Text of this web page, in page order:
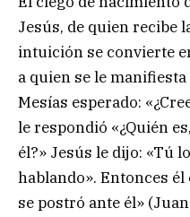
Jesús, de quien recibe
intuición se convierte
a quien se le
Mesías esperado:
le respondió «¿Quién
él?» Jesús le dijo: «Tú
hablando». Entonces él
se postró ante él»